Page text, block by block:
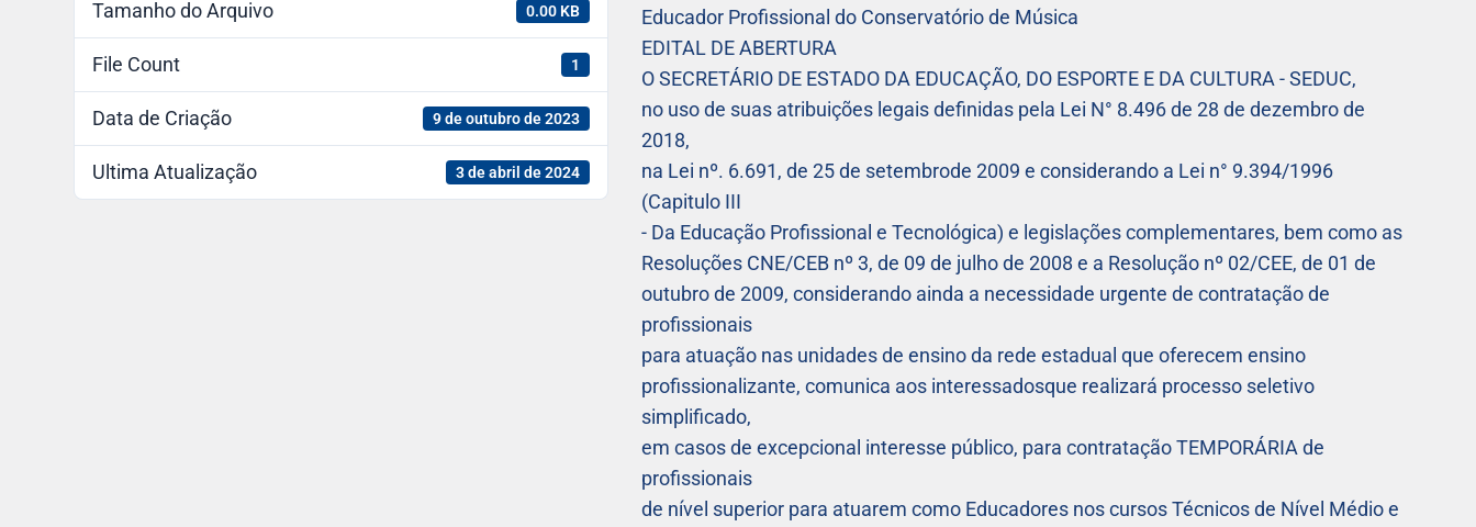
Tamanho do Arquivo 0.00 KB
File Count 1
Data de Criação 9 de outubro de 2023
Ultima Atualização 3 de abril de 2024
Educador Profissional do Conservatório de Música
EDITAL DE ABERTURA
O SECRETÁRIO DE ESTADO DA EDUCAÇÃO, DO ESPORTE E DA CULTURA - SEDUC,
no uso de suas atribuições legais definidas pela Lei N° 8.496 de 28 de dezembro de
2018,
na Lei nº. 6.691, de 25 de setembrode 2009 e considerando a Lei n° 9.394/1996
(Capitulo III
- Da Educação Profissional e Tecnológica) e legislações complementares, bem como as
Resoluções CNE/CEB nº 3, de 09 de julho de 2008 e a Resolução nº 02/CEE, de 01 de
outubro de 2009, considerando ainda a necessidade urgente de contratação de
profissionais
para atuação nas unidades de ensino da rede estadual que oferecem ensino
profissionalizante, comunica aos interessadosque realizará processo seletivo
simplificado,
em casos de excepcional interesse público, para contratação TEMPORÁRIA de
profissionais
de nível superior para atuarem como Educadores nos cursos Técnicos de Nível Médio e